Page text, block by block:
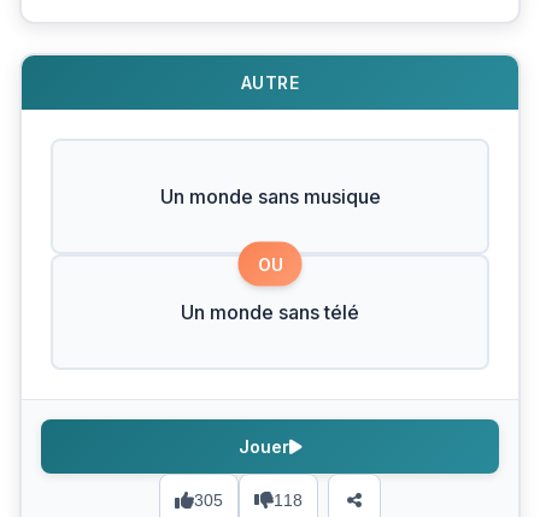
AUTRE
Un monde sans musique
OU
Un monde sans télé
305 118
Jouer